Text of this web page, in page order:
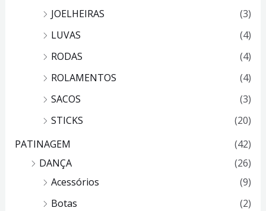
JOELHEIRAS
(3)
LUVAS
(4)
RODAS
(4)
ROLAMENTOS
(4)
SACOS
(3)
STICKS
(20)
PATINAGEM
(42)
DANÇA
(26)
Acessórios
(9)
Botas
(2)